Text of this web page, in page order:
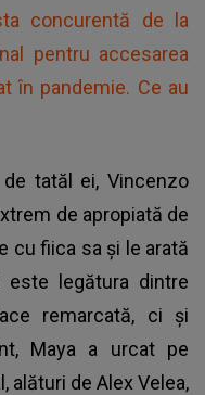
concurentă de la
pentru accesarea
în pandemie. Ce au
tatăl ei, Vincenzo
de apropiată de
cu fiica sa și le arată
legătura dintre
remarcată, ci și
Maya a urcat pe
alături de Alex Velea,